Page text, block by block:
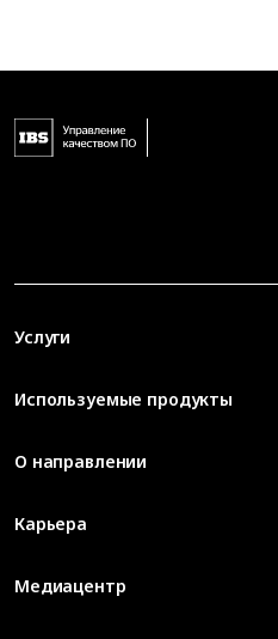
Услуги
Используемые продукты
О направлении
Карьера
Медиацентр